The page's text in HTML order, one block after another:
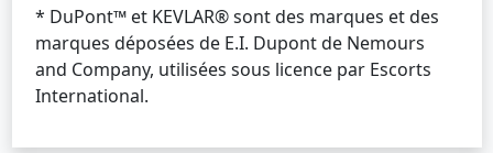
* DuPont™ et KEVLAR® sont des marques et des
marques déposées de E.I. Dupont de Nemours
and Company, utilisées sous licence par Escorts
International.